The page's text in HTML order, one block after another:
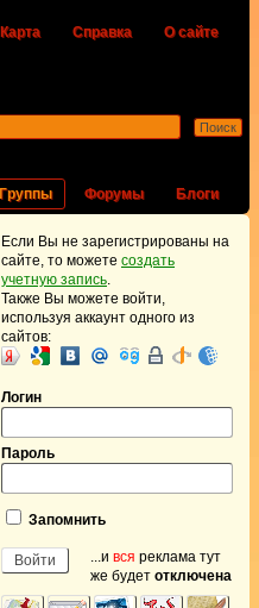
Карта Справка О сайте
Группы Форумы Блоги
Если Вы не зарегистрированы на
сайте, то можете создать
учетную запись.
Также Вы можете войти,
используя аккаунт одного из
сайтов:
Логин
Пароль
Запомнить
...и вся реклама тут
же будет отключена